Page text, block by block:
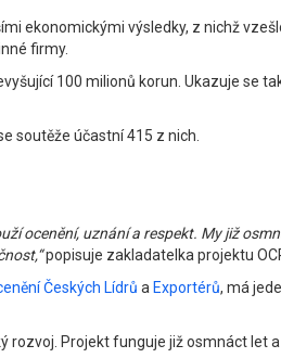
ekonomickými výsledky, z nichž
firmy.
100 milionů korun. Ukazuje se
soutěže účastní 415 z nich.
ocenění, uznání a respekt. My již
popisuje zakladatelka projektu
Českých Lídrů a Exportérů, má
Projekt funguje již osmnáct